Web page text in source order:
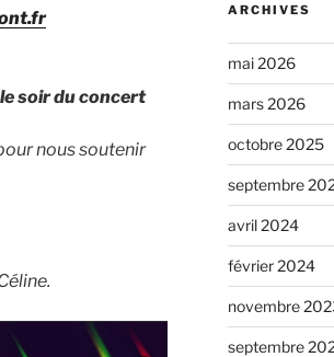
soir du concert
nous soutenir
ARCHIVES
mai 2026
mars 2026
octobre 2025
septembre
avril 2024
février 2024
novembre
septembre